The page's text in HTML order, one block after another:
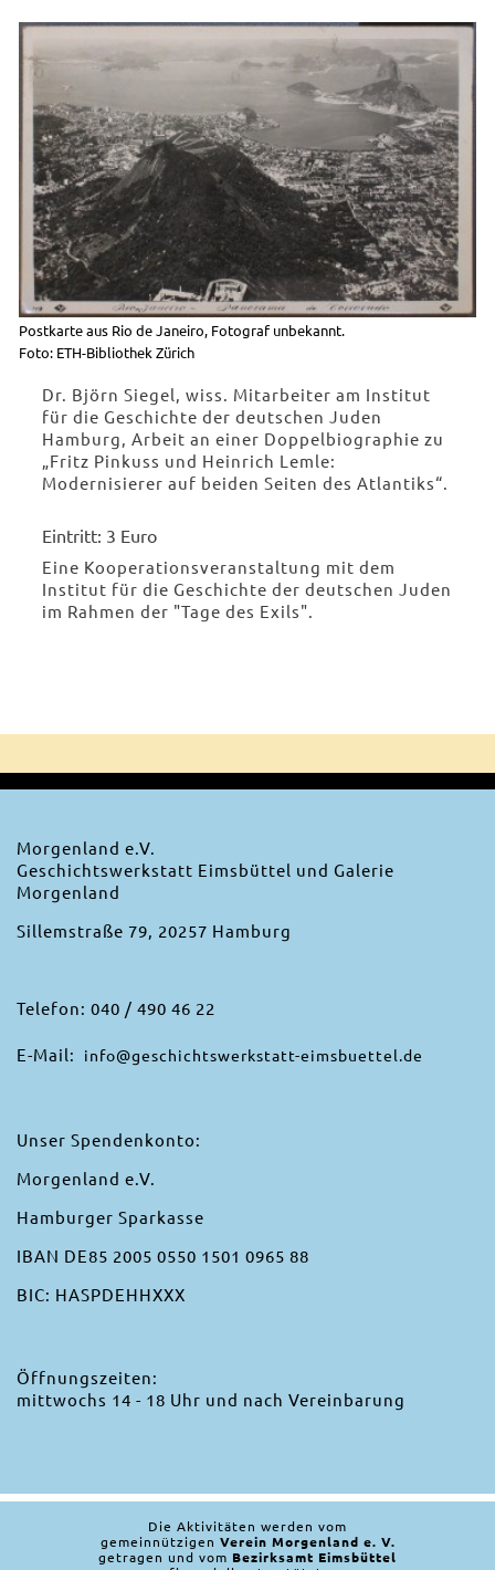
Postkarte aus Rio de Janeiro, Fotograf unbekannt.
Foto: ETH-Bibliothek Zürich
Dr. Björn Siegel, wiss. Mitarbeiter am Institut
für die Geschichte der deutschen Juden
Hamburg, Arbeit an einer Doppelbiographie zu
„Fritz Pinkuss und Heinrich Lemle:
Modernisierer auf beiden Seiten des Atlantiks“.
Eintritt: 3 Euro
Eine Kooperationsveranstaltung mit dem
Institut für die Geschichte der deutschen Juden
im Rahmen der "Tage des Exils".
Morgenland e.V.
Geschichtswerkstatt Eimsbüttel und Galerie
Morgenland
Sillemstraße 79, 20257 Hamburg
Telefon: 040 / 490 46 22
E-Mail: info@geschichtswerkstatt-eimsbuettel.de
Unser Spendenkonto:
Morgenland e.V.
Hamburger Sparkasse
IBAN DE85 2005 0550 1501 0965 88
BIC: HASPDEHHXXX
Öffnungszeiten:
mittwochs 14 - 18 Uhr und nach Vereinbarung
Die Aktivitäten werden vom
gemeinnützigen Verein Morgenland e. V.
getragen und vom Bezirksamt Eimsbüttel